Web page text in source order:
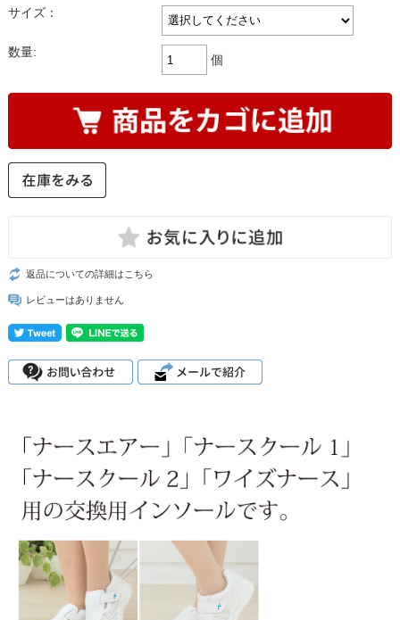
サイズ：
数量:
個
返品についての詳細はこちら
レビューはありません